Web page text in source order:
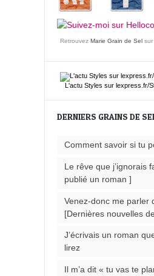
Retrouvez Marie Grain de Sel sur
L'actu Styles sur lexpress.fr/
DERNIERS GRAINS DE
Comment savoir si tu
Le rêve que j’ignorais
publié un roman ]
Venez-donc me parler
[Dernières nouvelles
J’écrivais un roman
lirez
Il m’a dit « tu vas te